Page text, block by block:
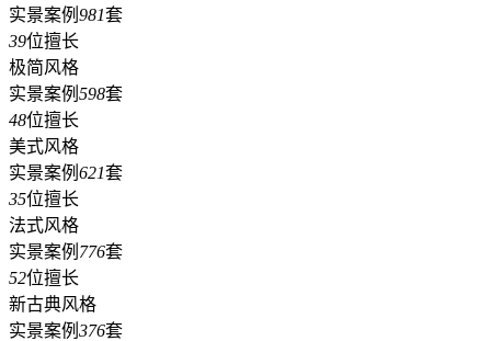
实景案例 981套
39位擅长
极简风格
实景案例 598套
48位擅长
美式风格
实景案例 621套
35位擅长
法式风格
实景案例 776套
52位擅长
新古典风格
实景案例 376套